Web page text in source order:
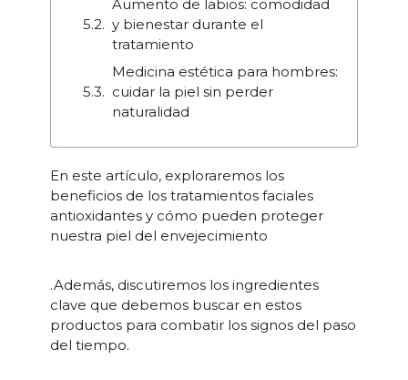
Aumento de labios: comodidad
y bienestar durante el
tratamiento
Medicina estética para hombres:
cuidar la piel sin perder
naturalidad
En este artículo, exploraremos los
beneficios de los tratamientos faciales
antioxidantes y cómo pueden proteger
nuestra piel del envejecimiento
.Además, discutiremos los ingredientes
clave que debemos buscar en estos
productos para combatir los signos del paso
del tiempo.